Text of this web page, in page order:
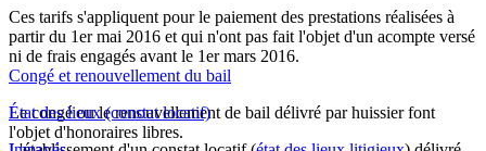
Ces tarifs s'appliquent pour le paiement des prestations réalisées à
partir du 1er mai 2016 et qui n'ont pas fait l'objet d'un acompte versé
ni de frais engagés avant le 1er mars 2016.
Congé et renouvellement du bail
Le congé ou le renouvellement de bail délivré par huissier font
l'objet d'honoraires libres.
État des lieux (constat locatif)